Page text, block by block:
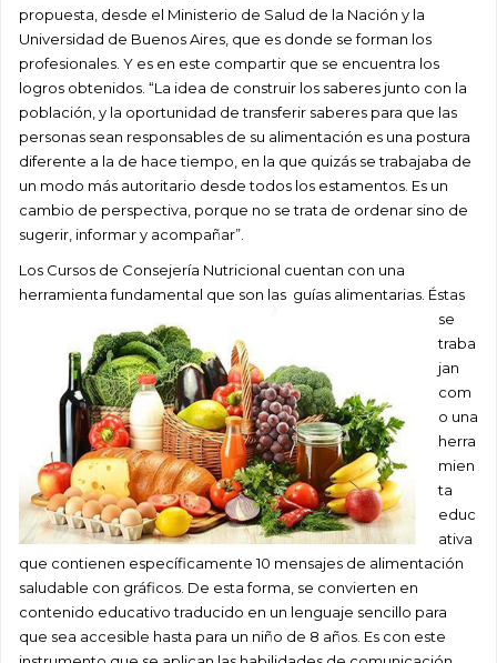
propuesta, desde el Ministerio de Salud de la Nación y la
Universidad de Buenos Aires, que es donde se forman los
profesionales. Y es en este compartir que se encuentra los
logros obtenidos. “La idea de construir los saberes junto con la
población, y la oportunidad de transferir saberes para que las
personas sean responsables de su alimentación es una postura
diferente a la de hace tiempo, en la que quizás se trabajaba de
un modo más autoritario desde todos los estamentos. Es un
cambio de perspectiva, porque no se trata de ordenar sino de
sugerir, informar y acompañar”.
Los Cursos de Consejería Nutricional cuentan con una
herramienta fundamental que son las guías alimentarias. Éstas
se
traba
jan
com
o una
herra
mien
ta
educ
ativa
que contienen específicamente 10 mensajes de alimentación
saludable con gráficos. De esta forma, se convierten en
contenido educativo traducido en un lenguaje sencillo para
que sea accesible hasta para un niño de 8 años. Es con este